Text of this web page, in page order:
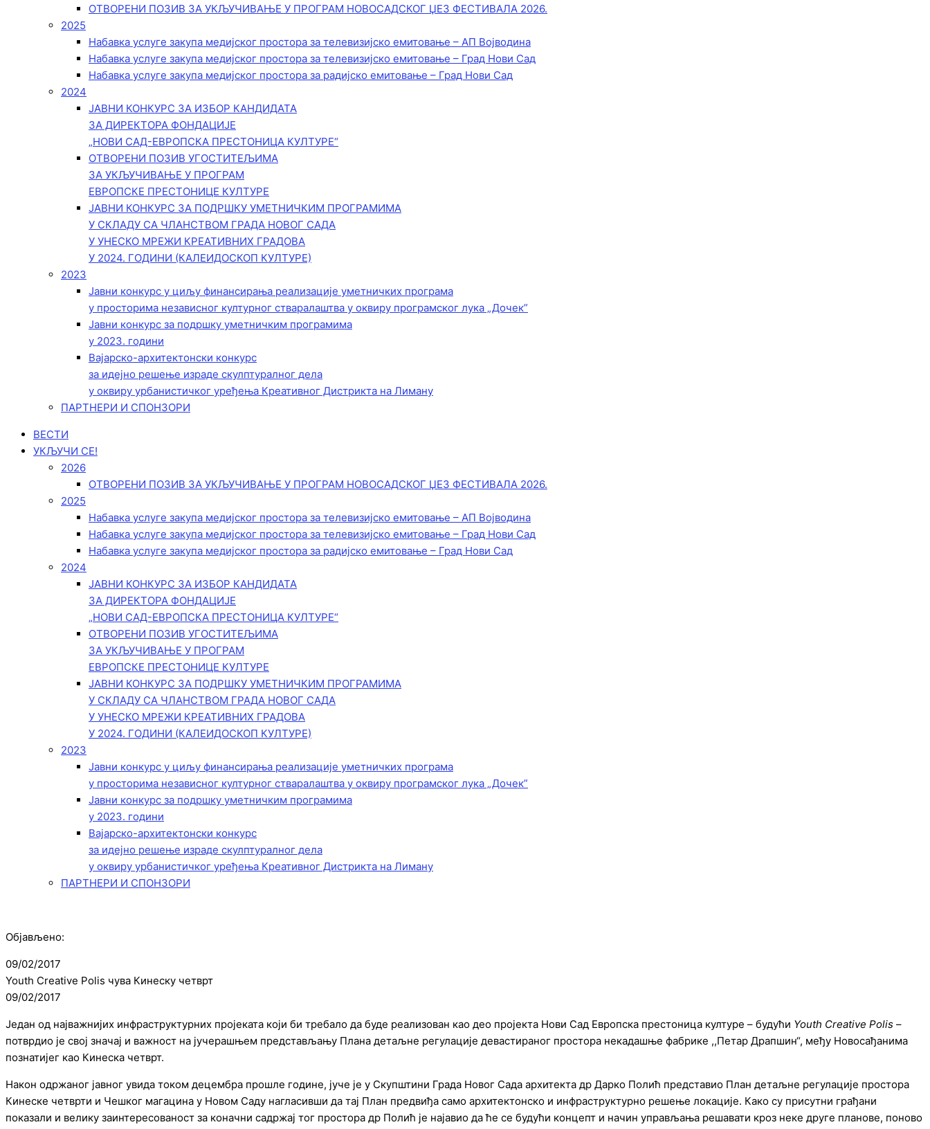
ОТВОРЕНИ ПОЗИВ ЗА УКЉУЧИВАЊЕ У ПРОГРАМ НОВОСАДСКОГ ЏЕЗ ФЕСТИВАЛА 2026.
2025
Набавка услуге закупа медијског простора за телевизијско емитовање – АП Војводинa
Набавка услуге закупа медијског простора за телевизијско емитовање – Град Нови Сад
Набавка услуге закупа медијског простора за радијско емитовање – Град Нови Сад
2024
ЈАВНИ КОНКУРС ЗА ИЗБОР КАНДИДАТА
ЗА ДИРЕКТОРА ФОНДАЦИЈЕ
„НОВИ САД-ЕВРОПСКА ПРЕСТОНИЦА КУЛТУРЕ“
ОТВОРЕНИ ПОЗИВ УГОСТИТЕЉИМА
ЗА УКЉУЧИВАЊЕ У ПРОГРАМ
ЕВРОПСКЕ ПРЕСТОНИЦЕ КУЛТУРЕ
ЈАВНИ КОНКУРС ЗА ПОДРШКУ УМЕТНИЧКИМ ПРОГРАМИМА
У СКЛАДУ СА ЧЛАНСТВОМ ГРАДА НОВОГ САДА
У УНЕСКО МРЕЖИ КРЕАТИВНИХ ГРАДОВА
У 2024. ГОДИНИ (КАЛЕИДОСКОП КУЛТУРЕ)
2023
Јавни конкурс у циљу финансирања реализације уметничких програма
у просторима независног културног стваралаштва у оквиру програмског лука „Дочек”
Јавни конкурс за подршку уметничким програмима
у 2023. години
Вајарско-архитектонски конкурс
за идејно решење израде скулптуралног дела
у оквиру урбанистичког уређења Креативног Дистрикта на Лиману
ПАРТНЕРИ И СПОНЗОРИ
ВЕСТИ
УКЉУЧИ СЕ!
2026
ОТВОРЕНИ ПОЗИВ ЗА УКЉУЧИВАЊЕ У ПРОГРАМ НОВОСАДСКОГ ЏЕЗ ФЕСТИВАЛА 2026.
2025
Набавка услуге закупа медијског простора за телевизијско емитовање – АП Војводинa
Набавка услуге закупа медијског простора за телевизијско емитовање – Град Нови Сад
Набавка услуге закупа медијског простора за радијско емитовање – Град Нови Сад
2024
ЈАВНИ КОНКУРС ЗА ИЗБОР КАНДИДАТА
ЗА ДИРЕКТОРА ФОНДАЦИЈЕ
„НОВИ САД-ЕВРОПСКА ПРЕСТОНИЦА КУЛТУРЕ“
ОТВОРЕНИ ПОЗИВ УГОСТИТЕЉИМА
ЗА УКЉУЧИВАЊЕ У ПРОГРАМ
ЕВРОПСКЕ ПРЕСТОНИЦЕ КУЛТУРЕ
ЈАВНИ КОНКУРС ЗА ПОДРШКУ УМЕТНИЧКИМ ПРОГРАМИМА
У СКЛАДУ СА ЧЛАНСТВОМ ГРАДА НОВОГ САДА
У УНЕСКО МРЕЖИ КРЕАТИВНИХ ГРАДОВА
У 2024. ГОДИНИ (КАЛЕИДОСКОП КУЛТУРЕ)
2023
Јавни конкурс у циљу финансирања реализације уметничких програма
у просторима независног културног стваралаштва у оквиру програмског лука „Дочек”
Јавни конкурс за подршку уметничким програмима
у 2023. години
Вајарско-архитектонски конкурс
за идејно решење израде скулптуралног дела
у оквиру урбанистичког уређења Креативног Дистрикта на Лиману
ПАРТНЕРИ И СПОНЗОРИ
Објављено:
09/02/2017
Youth Creative Polis чува Кинеску четврт
09/02/2017
Један од најважнијих инфраструктурних пројеката који би требало да буде реализован као део пројекта Нови Сад Европска престоница културе – будући Youth Creative Polis –
потврдио је свој значај и важност на јучерашњем представљању Плана детаљне регулације девастираног простора некадашње фабрике ,,Петар Драпшин“, међу Новосађанима
познатијег као Кинеска четврт.
Након одржаног јавног увида током децембра прошле године, јуче је у Скупштини Града Новог Сада архитекта др Дарко Полић представио План детаљне регулације простора
Кинеске четврти и Чешког магацина у Новом Саду нагласивши да тај План предвиђа само архитектонско и инфраструктурно решење локације. Како су присутни грађани
показали и велику заинтересованост за коначни садржај тог простора др Полић је најавио да ће се будући концепт и начин управљања решавати кроз неке друге планове, поново